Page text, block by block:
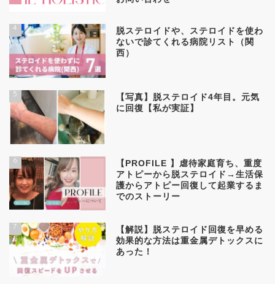
4
脱ステロイドや、ステロイドを使わ
ないで診てくれる病院リスト（関
西）
5
【写真】脱ステロイド4年目。元気
に回復【私が実証】
6
【PROFILE 】虐待家庭育ち、重度
アトピーから脱ステロイド→生活保
護からアトピー回復して起業するま
でのストーリー
7
【解説】脱ステロイド回復を早める
効果的な方法は重金属デトックスに
あった！